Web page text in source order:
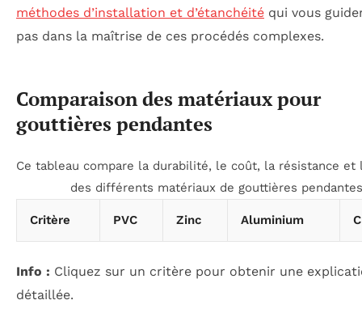
méthodes d’installation et d’étanchéité qui vous
pas dans la maîtrise de ces procédés complexes.
Comparaison des matériaux pour
gouttières pendantes
Ce tableau compare la durabilité, le coût, la résistance et
des différents matériaux de gouttières
Critère PVC Zinc Aluminium
Info : Cliquez sur un critère pour obtenir une
détaillée.